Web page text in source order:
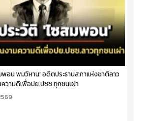
พอน พมวิหาน' อดีตประธานสภาแห่งชาติลาว
ามดีเพื่อปย.ปชช.ทุกชนเผ่า